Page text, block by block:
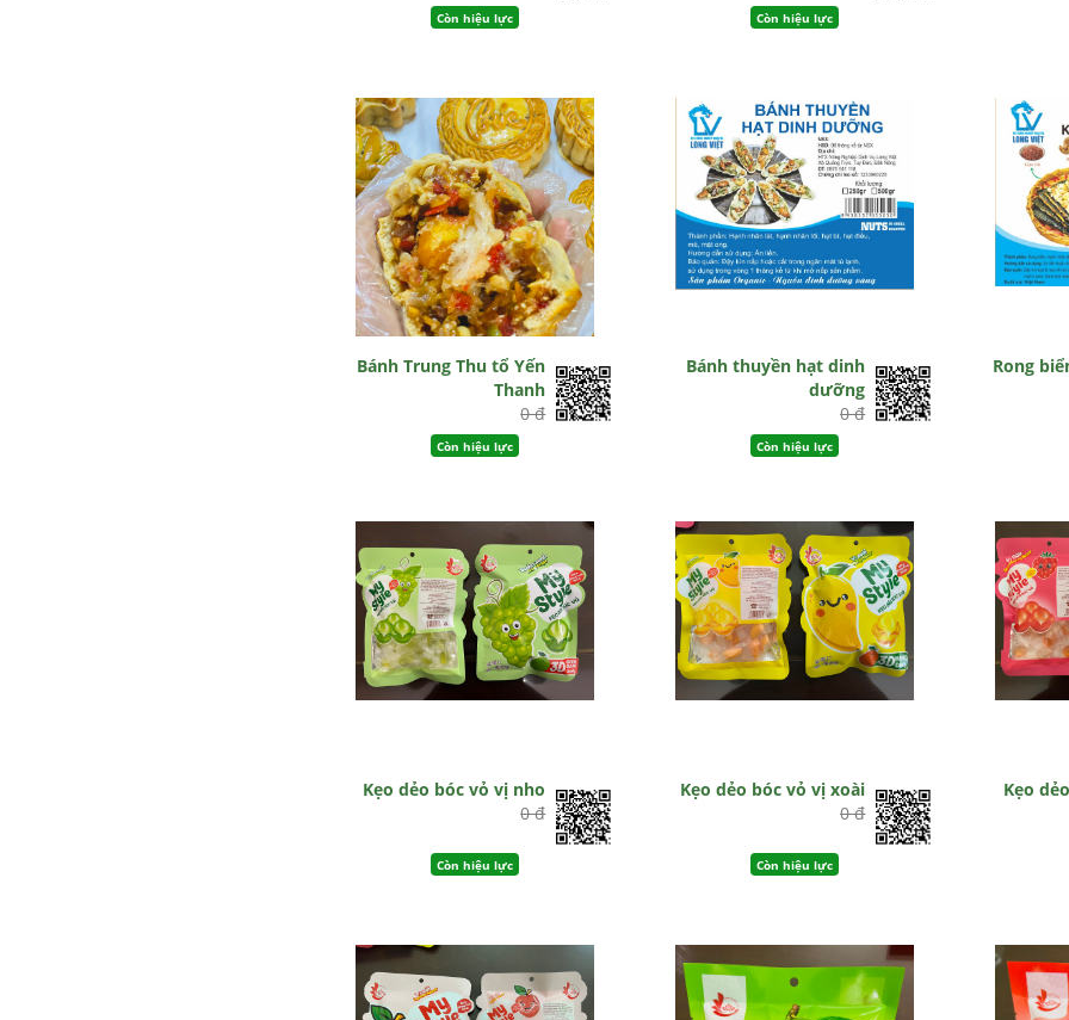
Còn hiệu lực Còn hiệu lực
Bánh Trung Thu tổ Yến
Thanh
0 đ
Còn hiệu lực
Bánh thuyền hạt dinh
dưỡng
0 đ
Còn hiệu lực
Rong
Kẹo dẻo bóc vỏ vị nho
0 đ
Còn hiệu lực
Kẹo dẻo bóc vỏ vị xoài
0 đ
Còn hiệu lực
Kẹo